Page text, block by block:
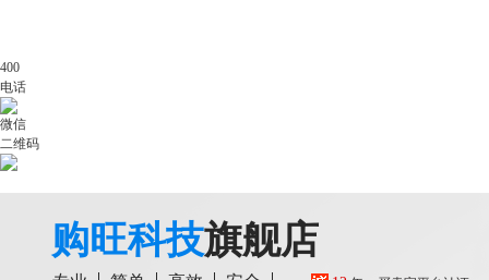
400
电话
微信
二维码
购旺科技旗舰店